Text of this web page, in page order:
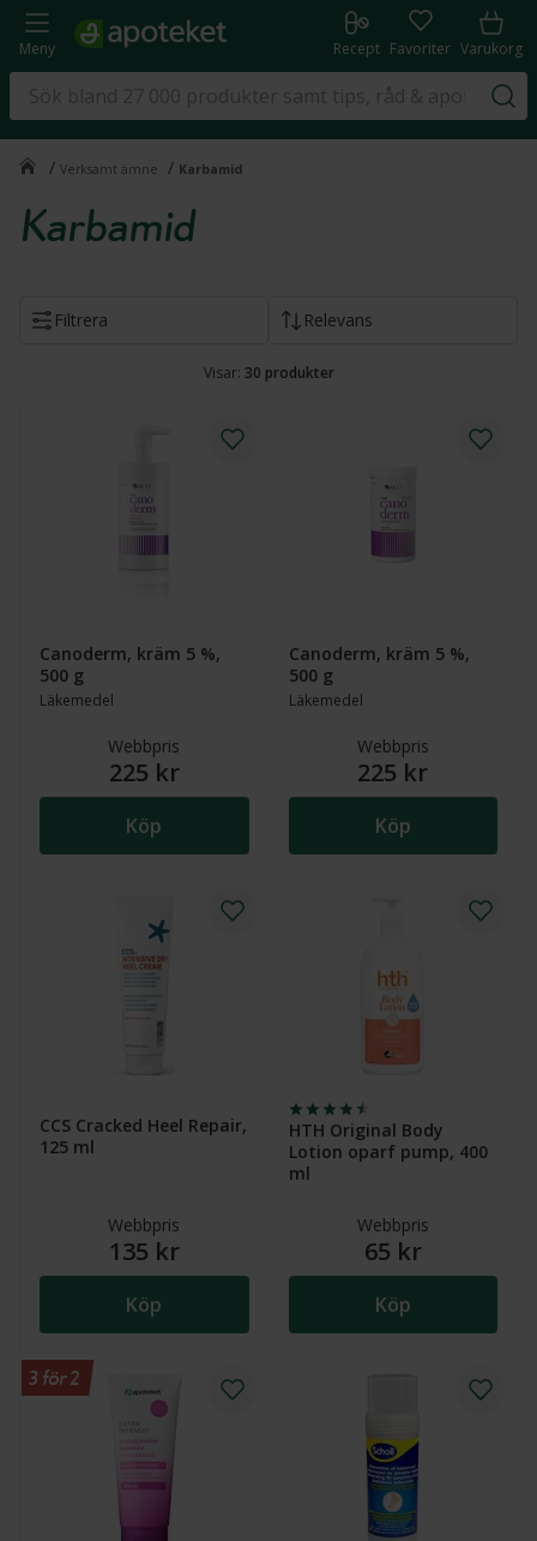
Meny Recept Favoriter Varukorg
/ Verksamt ämne / Karbamid
Karbamid
Filtrera Relevans
Visar: 30 produkter
Canoderm, kräm 5 %,
500 g
Läkemedel
Webbpris
225 kr
Köp
Canoderm, kräm 5 %,
500 g
Läkemedel
Webbpris
225 kr
Köp
CCS Cracked Heel Repair,
125 ml
Webbpris
135 kr
Köp
HTH Original Body
Lotion oparf pump, 400
ml
Webbpris
65 kr
Köp
3 för 2